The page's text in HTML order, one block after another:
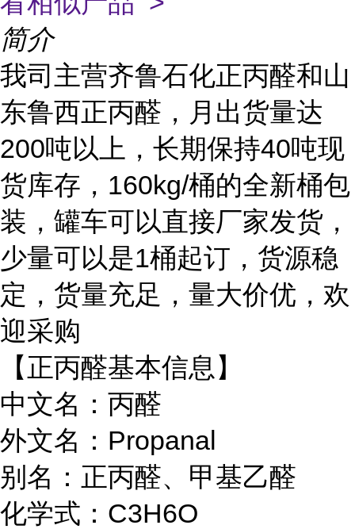
简介
我司主营齐鲁石化正丙醛和山
东鲁西正丙醛，月出货量达
200吨以上，长期保持40吨现
货库存，160kg/桶的全新桶包
装，罐车可以直接厂家发货，
少量可以是1桶起订，货源稳
定，货量充足，量大价优，欢
迎采购
【正丙醛基本信息】
中文名：丙醛
外文名：Propanal
别名：正丙醛、甲基乙醛
化学式：C3H6O